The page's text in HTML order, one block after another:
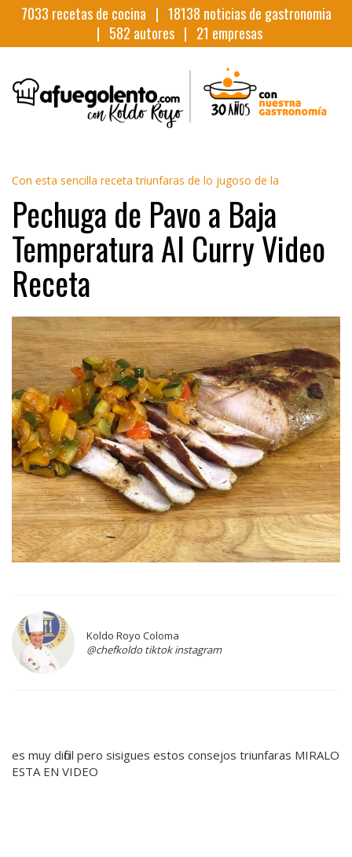
7033 recetas de cocina | 18138 noticias de gastronomia
| 582 autores | 21 empresas
Con esta sencilla receta triunfaras de lo jugoso de la
Pechuga de Pavo a Baja
Temperatura Al Curry Video
Receta
Koldo Royo Coloma
@chefkoldo tiktok instagram
es muy dificil pero sisigues estos consejos triunfaras MIRALO
ESTA EN VIDEO